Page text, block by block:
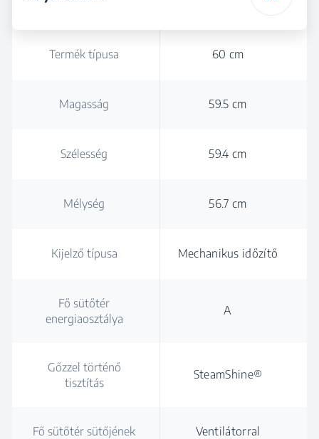
Termék típusa 60 cm
Magasság 59.5 cm
Szélesség 59.4 cm
Mélység 56.7 cm
Kijelző típusa Mechanikus időzítő
Fő sütőtér
energiaosztálya
A
Gőzzel történő
tisztítás
SteamShine®
Fő sütőtér sütőjének
Ventilátorral